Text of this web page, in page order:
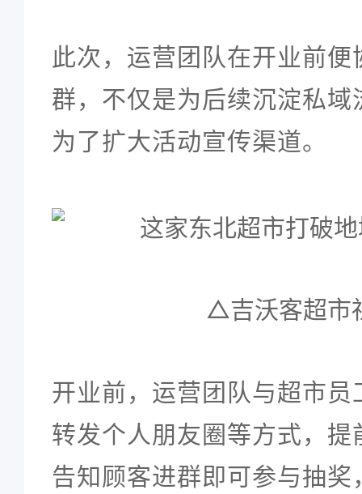
此次，运营团队在开业前
群，不仅是为后续沉淀私
为了扩大活动宣传渠道。
△吉沃客超市
开业前，运营团队与超市
转发个人朋友圈等方式，
告知顾客进群即可参与抽